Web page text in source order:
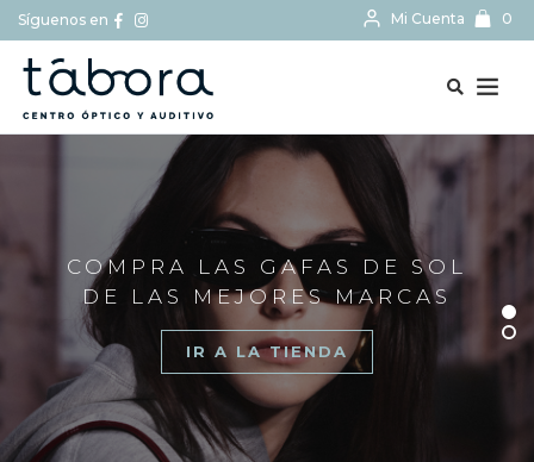
Síguenos en Mi Cuenta 0
COMPRA LAS GAFAS DE SOL
DE LAS MEJORES MARCAS
IR A LA TIENDA